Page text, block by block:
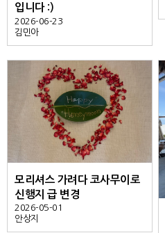
입니다 :)
2026-06-23
김민아
모리셔스 가려다 코사무이로
신행지 급 변경
2026-05-01
안상지